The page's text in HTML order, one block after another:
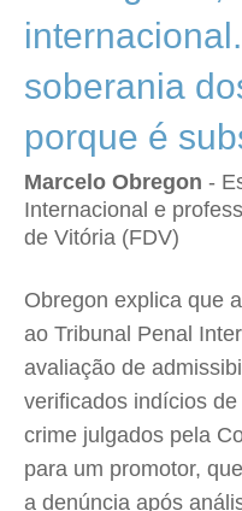
soberania
porque é
Marcelo Obregon -
Internacional e
de Vitória (FDV)
Obregon explica que
ao Tribunal Penal
avaliação de
verificados indícios
crime julgados pela
para um promotor,
a denúncia após